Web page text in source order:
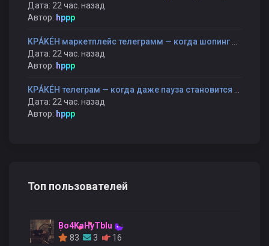
Дата: 22 час. назад
Автор: hppp
Дата: 22 час. назад
Автор: hppp
Дата: 22 час. назад
Автор: hppp
Топ пользователей
Bo4KaHyTblu
83
3 16